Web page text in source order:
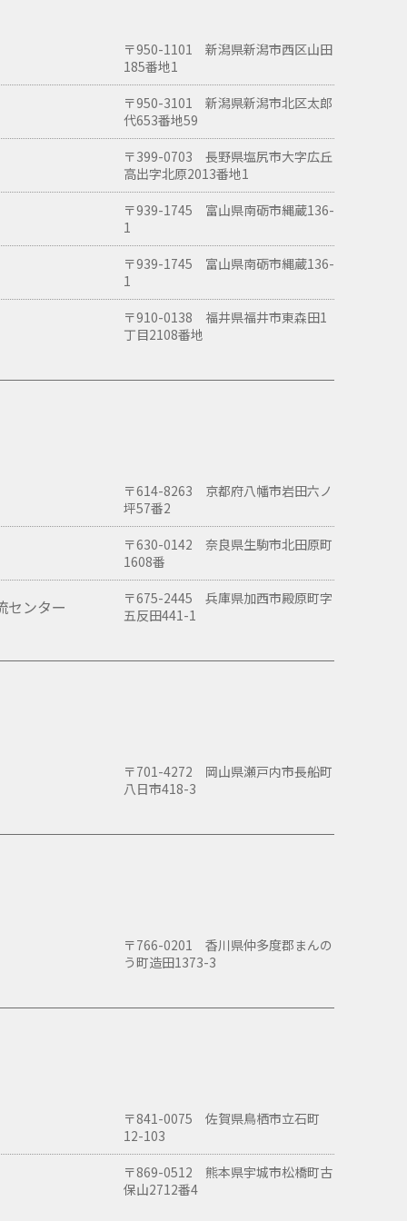
〒950-1101 新潟県新潟市西区山田
185番地1
〒950-3101 新潟県新潟市北区太郎
代653番地59
〒399-0703 長野県塩尻市大字広丘
高出字北原2013番地1
〒939-1745 富山県南砺市縄蔵136-
1
〒939-1745 富山県南砺市縄蔵136-
1
〒910-0138 福井県福井市東森田1
丁目2108番地
〒614-8263 京都府八幡市岩田六ノ
坪57番2
〒630-0142 奈良県生駒市北田原町
1608番
センター
〒675-2445 兵庫県加西市殿原町字
五反田441-1
〒701-4272 岡山県瀬戸内市長船町
八日市418-3
〒766-0201 香川県仲多度郡まんの
う町造田1373-3
〒841-0075 佐賀県鳥栖市立石町
12-103
〒869-0512 熊本県宇城市松橋町古
保山2712番4